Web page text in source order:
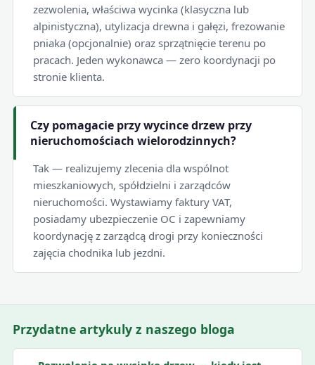
zezwolenia, właściwa wycinka (klasyczna lub
alpinistyczna), utylizacja drewna i gałęzi, frezowanie
pniaka (opcjonalnie) oraz sprzątnięcie terenu po
pracach. Jeden wykonawca — zero koordynacji po
stronie klienta.
Czy pomagacie przy wycince drzew przy
nieruchomościach wielorodzinnych?
Tak — realizujemy zlecenia dla wspólnot
mieszkaniowych, spółdzielni i zarządców
nieruchomości. Wystawiamy faktury VAT,
posiadamy ubezpieczenie OC i zapewniamy
koordynację z zarządcą drogi przy konieczności
zajęcia chodnika lub jezdni.
Przydatne artykuly z naszego bloga